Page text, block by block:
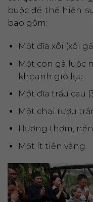
buộc để thể hiện
bao gồm:
Một đĩa xôi (xôi
Một con gà luộc
khoanh giò lụa.
Một đĩa trầu cau
Một chai rượu
Hương thơm,
Một ít tiền vàng.